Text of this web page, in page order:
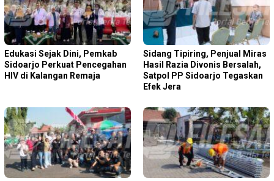
Edukasi Sejak Dini, Pemkab
Sidoarjo Perkuat Pencegahan
HIV di Kalangan Remaja
Sidang Tipiring, Penjual Miras
Hasil Razia Divonis Bersalah,
Satpol PP Sidoarjo Tegaskan
Efek Jera